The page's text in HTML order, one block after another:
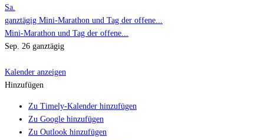
Sa.
ganztägig Mini-Marathon und Tag der offene...
Mini-Marathon und Tag der offene...
Sep. 26 ganztägig
Kalender anzeigen
Hinzufügen
Zu Timely-Kalender hinzufügen
Zu Google hinzufügen
Zu Outlook hinzufügen